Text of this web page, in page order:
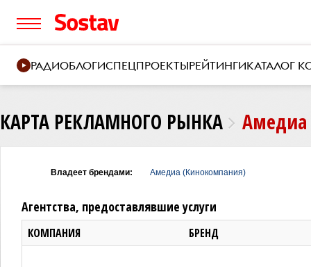
РАДИОБЛОГИСПЕЦПРОЕКТЫРЕЙТИНГИКАТАЛОГ
КАРТА РЕКЛАМНОГО РЫНКА
Владеет брендами: Амедиа (Кинокомпания)
Агентства, предоставлявшие услуги
КОМПАНИЯ БРЕНД